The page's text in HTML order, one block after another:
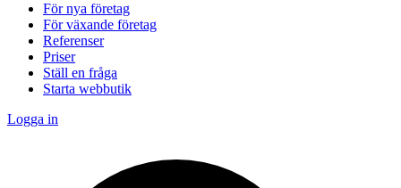
För nya företag
För växande företag
Referenser
Priser
Ställ en fråga
Starta webbutik
Logga in